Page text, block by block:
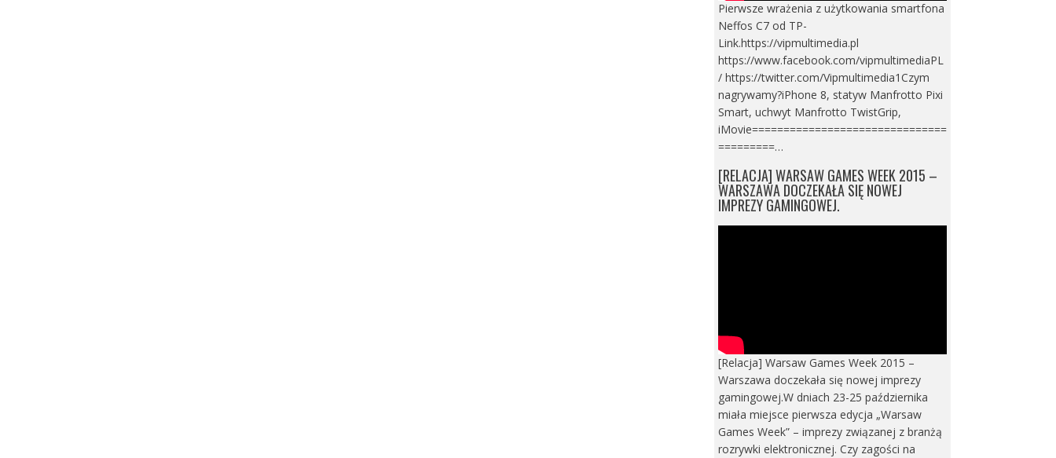
Pierwsze wrażenia z użytkowania smartfona
Neffos C7 od TP-
Link.https://vipmultimedia.pl
https://www.facebook.com/vipmultimediaPL
/ https://twitter.com/Vipmultimedia1Czym
nagrywamy?iPhone 8, statyw Manfrotto Pixi
Smart, uchwyt Manfrotto TwistGrip,
iMovie===============================
=========…
[RELACJA] WARSAW GAMES WEEK 2015 –
WARSZAWA DOCZEKAŁA SIĘ NOWEJ
IMPREZY GAMINGOWEJ.
[Relacja] Warsaw Games Week 2015 –
Warszawa doczekała się nowej imprezy
gamingowej.W dniach 23-25 października
miała miejsce pierwsza edycja „Warsaw
Games Week” – imprezy związanej z branżą
rozrywki elektronicznej. Czy zagości na